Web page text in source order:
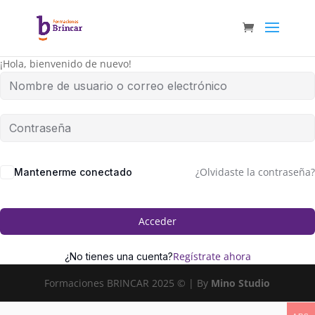
¡Hola, bienvenido de nuevo!
Mantenerme conectado ¿Olvidaste la contraseña?
Acceder
¿No tienes una cuenta?Regístrate ahora
Formaciones BRINCAR 2025 © | By Mino Studio